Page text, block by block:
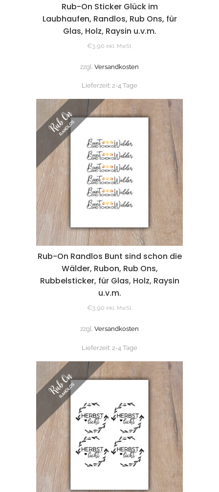
Rub-On Sticker Glück im
Laubhaufen, Randlos, Rub Ons, für
Glas, Holz, Raysin u.v.m.
€3,90 inkl. MwSt.
zzgl. Versandkosten
Lieferzeit: 2-4 Tage
Rub-On Randlos Bunt sind schon die
Wälder, Rubon, Rub Ons,
Rubbelsticker, für Glas, Holz, Raysin
u.v.m.
€3,90 inkl. MwSt.
zzgl. Versandkosten
Lieferzeit: 2-4 Tage